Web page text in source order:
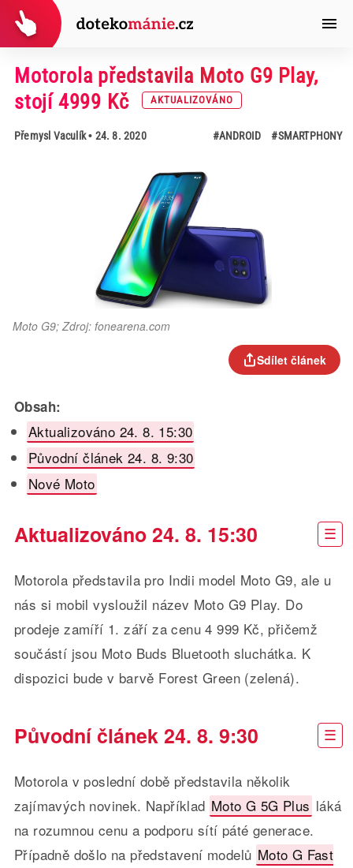
Motorola představila Moto G9 Play,
stojí 4999 Kč
AKTUALIZOVÁNO
Přemysl Vaculík• 24. 8. 2020 #ANDROID #SMARTPHONY
Moto G9; Zdroj: fonearena.com
Sdílet článek
Obsah:
Aktualizováno 24. 8. 15:30
Původní článek 24. 8. 9:30
Nové Moto
Aktualizováno 24. 8. 15:30
Motorola představila pro Indii model Moto G9, ale u
nás si mobil vysloužil název Moto G9 Play. Do
prodeje zamíří 1. září za cenu 4 999 Kč, přičemž
součástí jsou Moto Buds Bluetooth sluchátka. K
dispozici bude v barvě Forest Green (zelená).
Původní článek 24. 8. 9:30
Motorola v poslední době představila několik
zajímavých novinek. Například Moto G 5G Plus láká
na rozumnou cenu a podporu sítí páté generace.
Případně došlo na představení modelů Moto G Fast